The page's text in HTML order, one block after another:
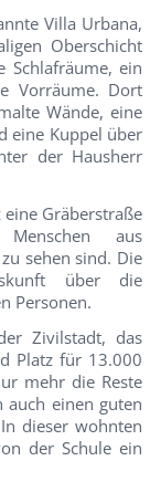
Villa Urbana,
Oberschicht
Schlafräume, ein
Vorräume. Dort
Wände, eine
eine Kuppel über
der Hausherr
Gräberstraße
aus
sehen sind. Die
über die
Personen.
Zivilstadt, das
Platz für 13.000
mehr die Reste
einen guten
dieser wohnten
der Schule ein